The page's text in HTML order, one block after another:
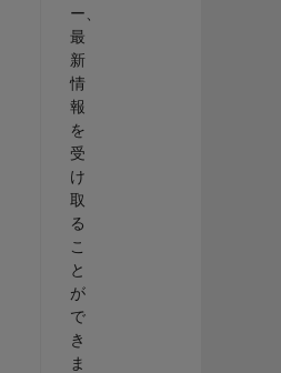
ー、
最
新
情
報
を
受
け
取
る
こ
と
が
で
き
ま